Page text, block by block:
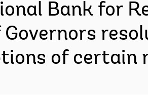
Bank for
Governors
of certain